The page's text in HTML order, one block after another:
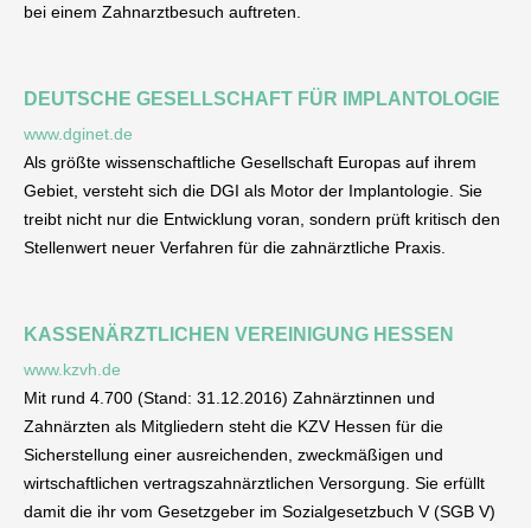
bei einem Zahnarztbesuch auftreten.
DEUTSCHE GESELLSCHAFT FÜR IMPLANTOLOGIE
www.dginet.de
Als größte wissenschaftliche Gesellschaft Europas auf ihrem
Gebiet, versteht sich die DGI als Motor der Implantologie. Sie
treibt nicht nur die Entwicklung voran, sondern prüft kritisch den
Stellenwert neuer Verfahren für die zahnärztliche Praxis.
KASSENÄRZTLICHEN VEREINIGUNG HESSEN
www.kzvh.de
Mit rund 4.700 (Stand: 31.12.2016) Zahnärztinnen und
Zahnärzten als Mitgliedern steht die KZV Hessen für die
Sicherstellung einer ausreichenden, zweckmäßigen und
wirtschaftlichen vertragszahnärztlichen Versorgung. Sie erfüllt
damit die ihr vom Gesetzgeber im Sozialgesetzbuch V (SGB V)